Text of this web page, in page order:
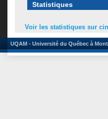
Statistiques
Voir les statistiques sur
UQAM - Université du Québec à